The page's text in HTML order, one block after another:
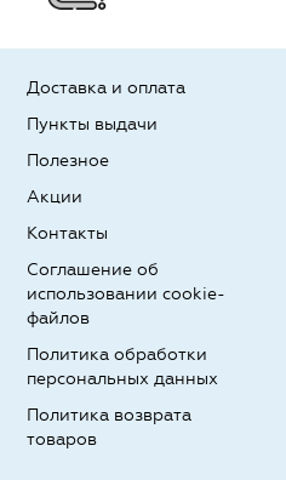
Доставка и оплата
Пункты выдачи
Полезное
Акции
Контакты
Соглашение об
использовании cookie-
файлов
Политика обработки
персональных данных
Политика возврата
товаров